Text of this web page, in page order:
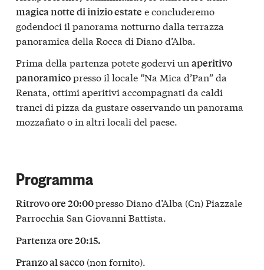
magica notte di inizio estate e concluderemo
godendoci il panorama notturno dalla terrazza
panoramica della Rocca di Diano d’Alba.
Prima della partenza potete godervi un aperitivo
panoramicopresso il locale “Na Mica d’Pan” da
Renata, ottimi aperitivi accompagnati da caldi
tranci di pizza da gustare osservando un panorama
mozzafiato o in altri locali del paese.
Programma
Ritrovo ore 20:00presso Diano d’Alba (Cn) Piazzale
Parrocchia San Giovanni Battista.
Partenza ore 20:15.
Pranzo al sacco (non fornito).